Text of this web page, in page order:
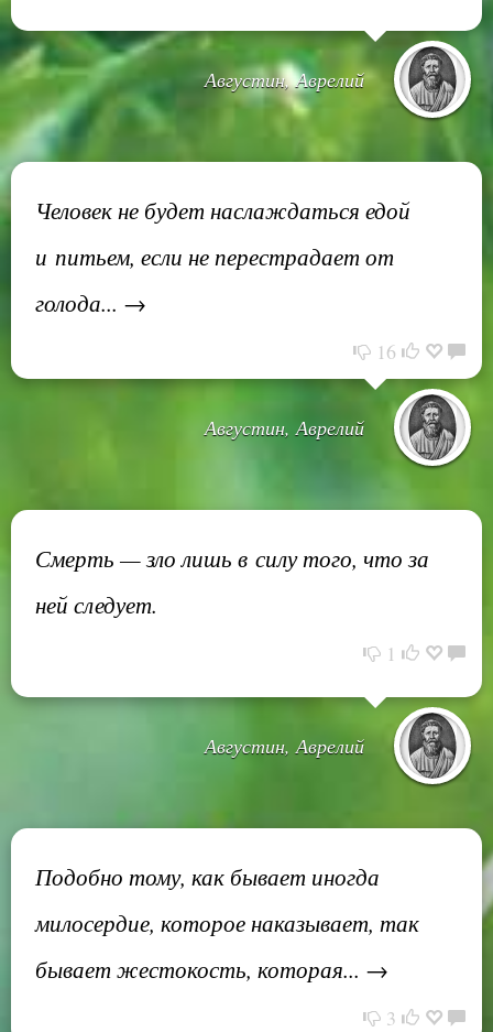
Августин, Аврелий
Человек не будет наслаждаться едой
и питьем, если не перестрадает от
голода... →
16
Августин, Аврелий
Смерть — зло лишь в силу того, что за
ней следует.
1
Августин, Аврелий
Подобно тому, как бывает иногда
милосердие, которое наказывает, так
бывает жестокость, которая... →
3